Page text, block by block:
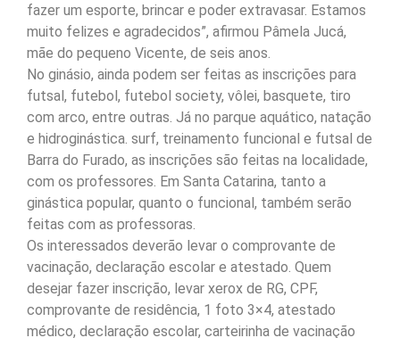
fazer um esporte, brincar e poder extravasar. Estamos
muito felizes e agradecidos”, afirmou Pâmela Jucá,
mãe do pequeno Vicente, de seis anos.
No ginásio, ainda podem ser feitas as inscrições para
futsal, futebol, futebol society, vôlei, basquete, tiro
com arco, entre outras. Já no parque aquático, natação
e hidroginástica. surf, treinamento funcional e futsal de
Barra do Furado, as inscrições são feitas na localidade,
com os professores. Em Santa Catarina, tanto a
ginástica popular, quanto o funcional, também serão
feitas com as professoras.
Os interessados deverão levar o comprovante de
vacinação, declaração escolar e atestado. Quem
desejar fazer inscrição, levar xerox de RG, CPF,
comprovante de residência, 1 foto 3×4, atestado
médico, declaração escolar, carteirinha de vacinação